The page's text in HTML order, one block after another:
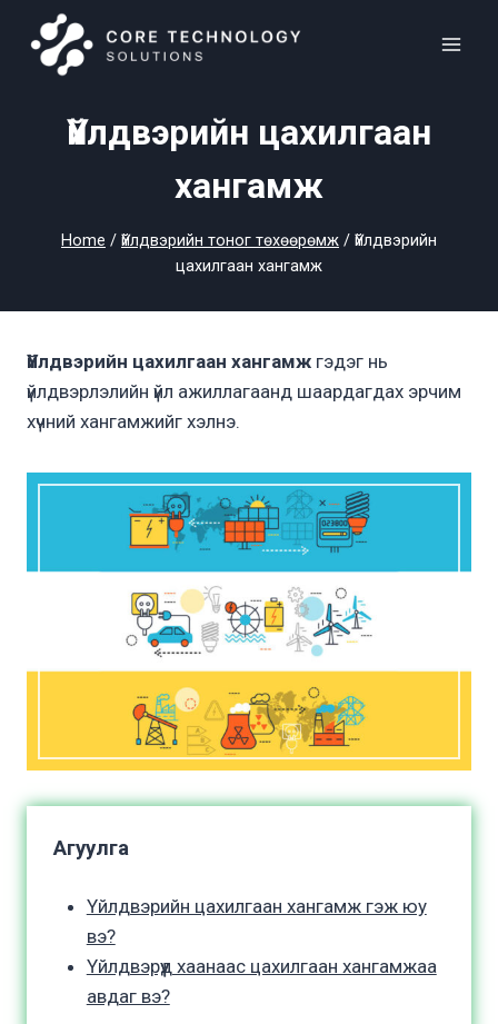
content
Үйлдвэрийн цахилгаан
хангамж
Home / Үйлдвэрийн тоног төхөөрөмж / Үйлдвэрийн
цахилгаан хангамж
Үйлдвэрийн цахилгаан хангамж гэдэг нь
үйлдвэрлэлийн үйл ажиллагаанд шаардагдах эрчим
хүчний хангамжийг хэлнэ.
Агуулга
Үйлдвэрийн цахилгаан хангамж гэж юу
вэ?
Үйлдвэрүүд хаанаас цахилгаан хангамжаа
авдаг вэ?